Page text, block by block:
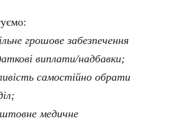
грошове забезпечення
виплати/надбавки;
самостійно обрати
медичне